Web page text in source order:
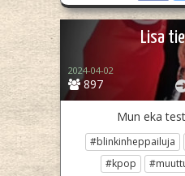
Lisa
897
2024-04-02
Mun eka
#blinkinheppailuja
#kpop